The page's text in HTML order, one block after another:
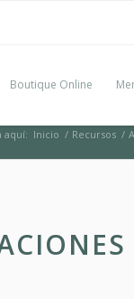
Boutique Online
aquí: Inicio / Recursos /